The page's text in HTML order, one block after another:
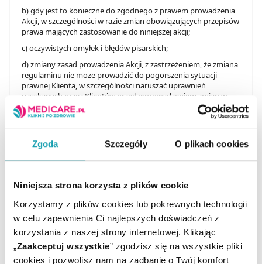
Zgoda Szczegóły O plikach cookies
Niniejsza strona korzysta z plików cookie
Korzystamy z plików cookies lub pokrewnych technologii
w celu zapewnienia Ci najlepszych doświadczeń z
korzystania z naszej strony internetowej. Klikając
„Zaakceptuj wszystkie” zgodzisz się na wszystkie pliki
cookies i pozwolisz nam na zadbanie o Twój komfort
b) gdy jest to konieczne do zgodnego z prawem prowadzenia
Akcji, w szczególności w razie zmian obowiązujących przepisów
prawa mających zastosowanie do niniejszej akcji;
c) oczywistych omyłek i błędów pisarskich;
d) zmiany zasad prowadzenia Akcji, z zastrzeżeniem, że zmiana
regulaminu nie może prowadzić do pogorszenia sytuacji
prawnej Klienta, w szczególności naruszać uprawnień
uzyskanych przez Klientów przed wprowadzeniem zmian w
Regulaminie Akcji.
Zapisz się do newslettera
OTRZYMAJ KOD NA DARMOWĄ